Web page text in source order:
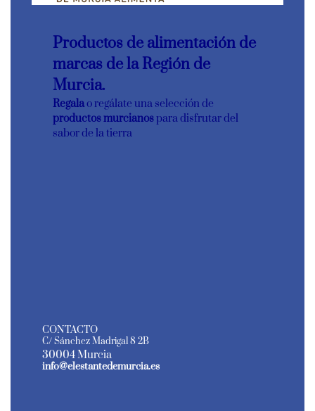
Productos de alimentación de
marcas de la Región de
Murcia.
Regalao regálate una selección de
productos murcianospara disfrutar del
sabor de la tierra
CONTACTO
C/ Sánchez Madrigal 8 2B
30004 Murcia
info@elestantedemurcia.es